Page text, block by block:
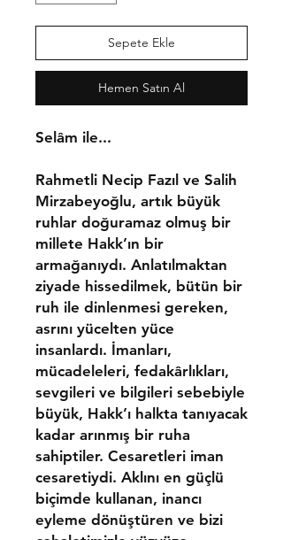
Sepete Ekle
Hemen Satın Al
Selâm ile...
Rahmetli Necip Fazıl ve Salih
Mirzabeyoğlu, artık büyük
ruhlar doğuramaz olmuş bir
millete Hakk’ın bir
armağanıydı. Anlatılmaktan
ziyade hissedilmek, bütün bir
ruh ile dinlenmesi gereken,
asrını yücelten yüce
insanlardı. İmanları,
mücadeleleri, fedakârlıkları,
sevgileri ve bilgileri sebebiyle
büyük, Hakk’ı halkta tanıyacak
kadar arınmış bir ruha
sahiptiler. Cesaretleri iman
cesaretiydi. Aklını en güçlü
biçimde kullanan, inancı
eyleme dönüştüren ve bizi